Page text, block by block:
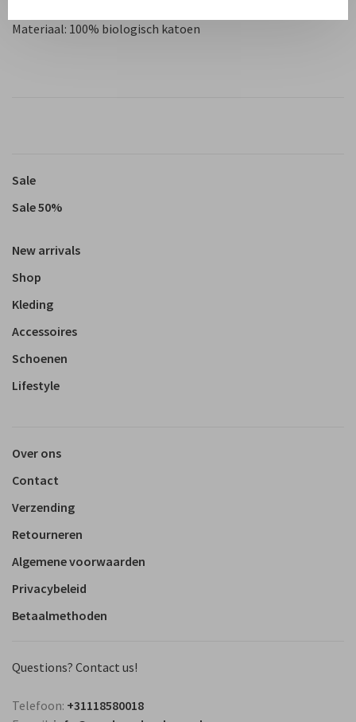
Materiaal: 100% biologisch katoen
Sale
Sale 50%
New arrivals
Shop
Kleding
Accessoires
Schoenen
Lifestyle
Over ons
Contact
Verzending
Retourneren
Algemene voorwaarden
Privacybeleid
Betaalmethoden
Questions? Contact us!
Telefoon: +31118580018